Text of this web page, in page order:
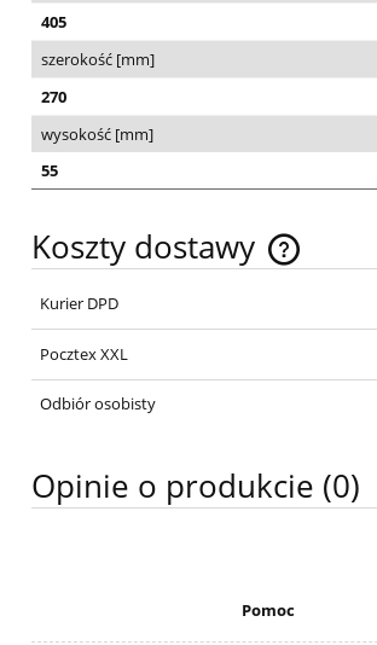
405
szerokość [mm]
270
wysokość [mm]
55
Koszty dostawy
Cena nie zawiera ewentualnych kosztów
Kurier DPD
Pocztex XXL
Odbiór osobisty
Opinie o produkcie (0)
Pomoc